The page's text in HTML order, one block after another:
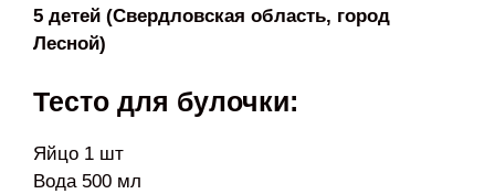
5 детей (Свердловская область, город
Лесной)
Тесто для булочки:
Яйцо 1 шт
Вода 500 мл